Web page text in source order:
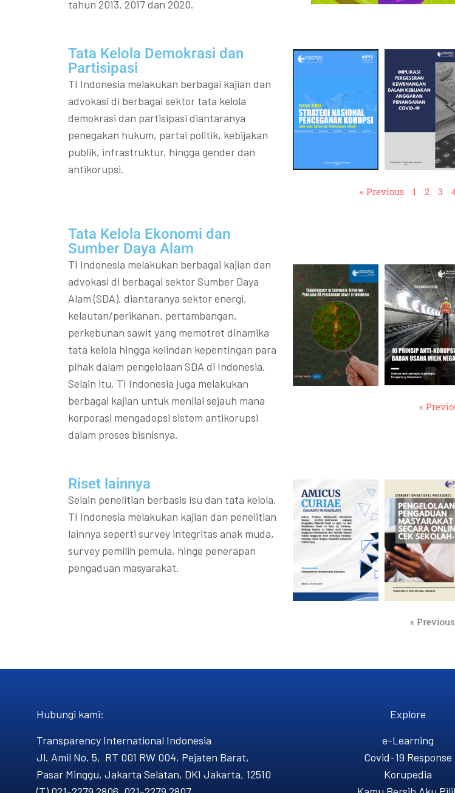
tahun 2013, 2017 dan 2020.
Tata Kelola Demokrasi dan
Partisipasi​
TI Indonesia melakukan berbagai kajian dan
advokasi di berbagai sektor tata kelola
demokrasi dan partisipasi diantaranya
penegakan hukum, partai politik, kebijakan
publik, infrastruktur, hingga gender dan
antikorupsi.
« Previous 1 2 3
Tata Kelola Ekonomi dan
Sumber Daya Alam
TI Indonesia melakukan berbagai kajian dan
advokasi di berbagai sektor Sumber Daya
Alam (SDA), diantaranya sektor energi,
kelautan/perikanan, pertambangan,
perkebunan sawit yang memotret dinamika
tata kelola hingga kelindan kepentingan para
pihak dalam pengelolaan SDA di Indonesia.
Selain itu, TI Indonesia juga melakukan
berbagai kajian untuk menilai sejauh mana
korporasi mengadopsi sistem antikorupsi
dalam proses bisnisnya.
«
Riset lainnya​​
Selain penelitian berbasis isu dan tata kelola,
TI Indonesia melakukan kajian dan penelitian
lainnya seperti survey integritas anak muda,
survey pemilih pemula, hinge penerapan
pengaduan masyarakat.
« Previous
Hubungi kami​:
Transparency International Indonesia
Jl. Amil No. 5, RT 001 RW 004, Pejaten Barat,
Pasar Minggu, Jakarta Selatan, DKI Jakarta, 12510
Explore
e-Learning
Covid-19 Response
Korupedia